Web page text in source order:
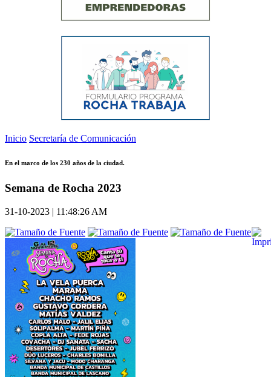
Inicio Secretaría de Comunicación
En el marco de los 230 años de la ciudad.
Semana de Rocha 2023
31-10-2023 | 11:48:26 AM